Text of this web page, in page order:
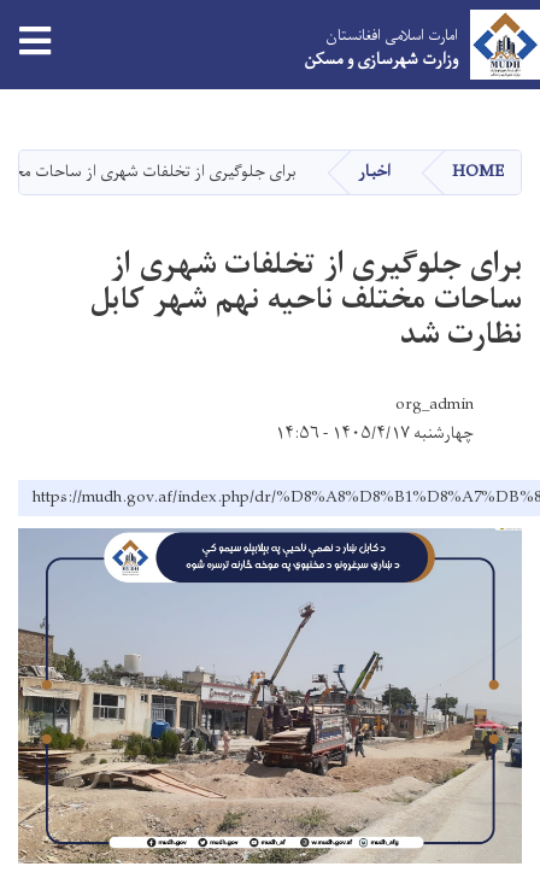
main
content
امارت اسلامی افغانستان
وزارت شهرسازی و مسکن
HOME اخبار برای جلوگیری از تخلفات شهری از ساحات
برای جلوگیری از تخلفات شهری از
ساحات مختلف ناحیه نهم شهر کابل
نظارت شد
org_admin
چهارشنبه ۱۴۰۵/۴/۱۷ - ۱۴:۵۶
https://mudh.gov.af/index.php/dr/